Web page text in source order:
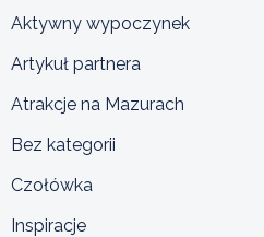
Aktywny wypoczynek
Artykuł partnera
Atrakcje na Mazurach
Bez kategorii
Czołówka
Inspiracje